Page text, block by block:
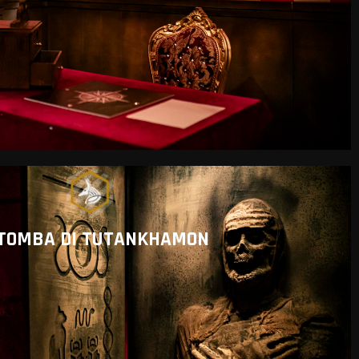
DI TUTANKHAMON